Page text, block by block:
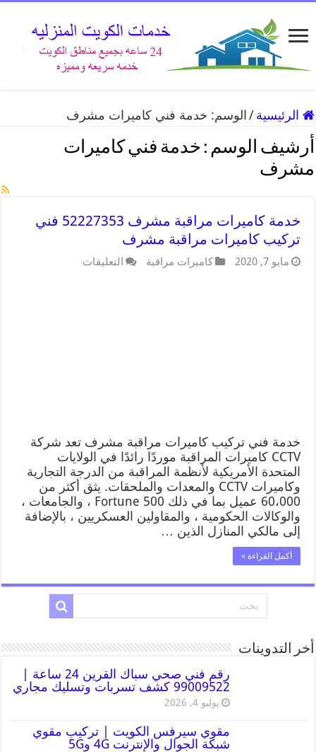
الرئيسية / الوسم: خدمة فني كاميرات مشرف
أرشيف الوسم : خدمة فني كاميرات
مشرف
خدمة كاميرات مراقبة مشرف 52227353 فني
تركيب كاميرات مراقبة مشرف
مايو 7, 2020 كاميرات مراقبة التعليقات
خدمة فني تركيب كاميرات مراقبة مشرف تعد شركة
CCTV كاميرات المراقبة موردًا رائدًا في الولايات
المتحدة الأمريكية لأنظمة المراقبة من الدرجة التجارية
وكاميرات CCTV والمعدات والملحقات. يثق أكثر من
60،000 عميل بما في ذلك Fortune 500 ، والجامعات ،
والوكالات الحكومية ، والمقاولين العسكريين ، بالإضافة
إلى مالكي المنازل الذين …
أكمل القراءة »
أخر التدوينات
رقم فني صحي سباك القرين 24 ساعة |
99009522 كشف تسربات وتسليك مجاري
يوليو 4, 2026
مقوي سيرفس الكويت | تركيب مقوي
شبكة الجوال والإنترنت 4G و5G